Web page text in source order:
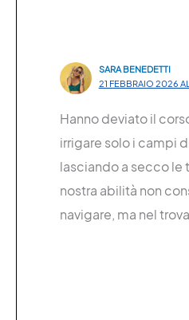
SARA BENEDETTI
21 FEBBRAIO 2026
Hanno deviato il
irrigare solo i campi
lasciando a secco le
nostra abilità non
navigare, ma nel